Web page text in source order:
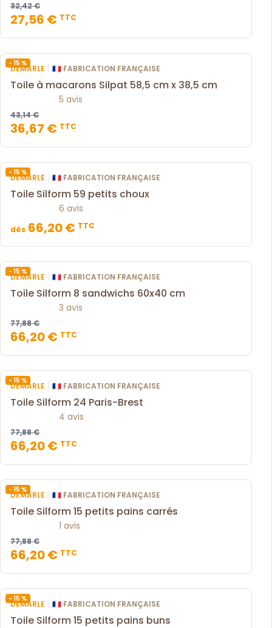
32,42 €
27,56 € TTC
- 15 %
DEMARLE | 🇫🇷 FABRICATION FRANÇAISE
Toile à macarons Silpat 58,5 cm x 38,5 cm
5 avis
43,14 €
36,67 € TTC
- 15 %
DEMARLE | 🇫🇷 FABRICATION FRANÇAISE
Toile Silform 59 petits choux
6 avis
dès 66,20 € TTC
- 15 %
DEMARLE | 🇫🇷 FABRICATION FRANÇAISE
Toile Silform 8 sandwichs 60x40 cm
3 avis
77,88 €
66,20 € TTC
- 15 %
DEMARLE | 🇫🇷 FABRICATION FRANÇAISE
Toile Silform 24 Paris-Brest
4 avis
77,88 €
66,20 € TTC
- 15 %
DEMARLE | 🇫🇷 FABRICATION FRANÇAISE
Toile Silform 15 petits pains carrés
1 avis
77,88 €
66,20 € TTC
- 15 %
DEMARLE | 🇫🇷 FABRICATION FRANÇAISE
Toile Silform 15 petits pains buns